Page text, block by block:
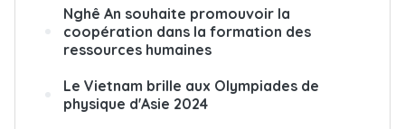
Nghê An souhaite promouvoir la
coopération dans la formation des
ressources humaines
Le Vietnam brille aux Olympiades de
physique d'Asie 2024